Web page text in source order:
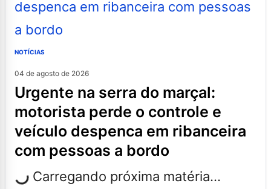
NOTÍCIAS
04 de agosto de 2026
urgente na serra do marçal:
motorista perde o controle e
veículo despenca em ribanceira
com pessoas a bordo
Carregando próxima matéria...